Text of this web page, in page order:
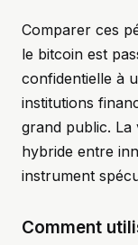
Comparer ces
le bitcoin est
confidentielle à
institutions
grand public. La
hybride entre
instrument
Comment